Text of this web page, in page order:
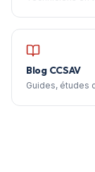
Blog CCSAV
Guides, études